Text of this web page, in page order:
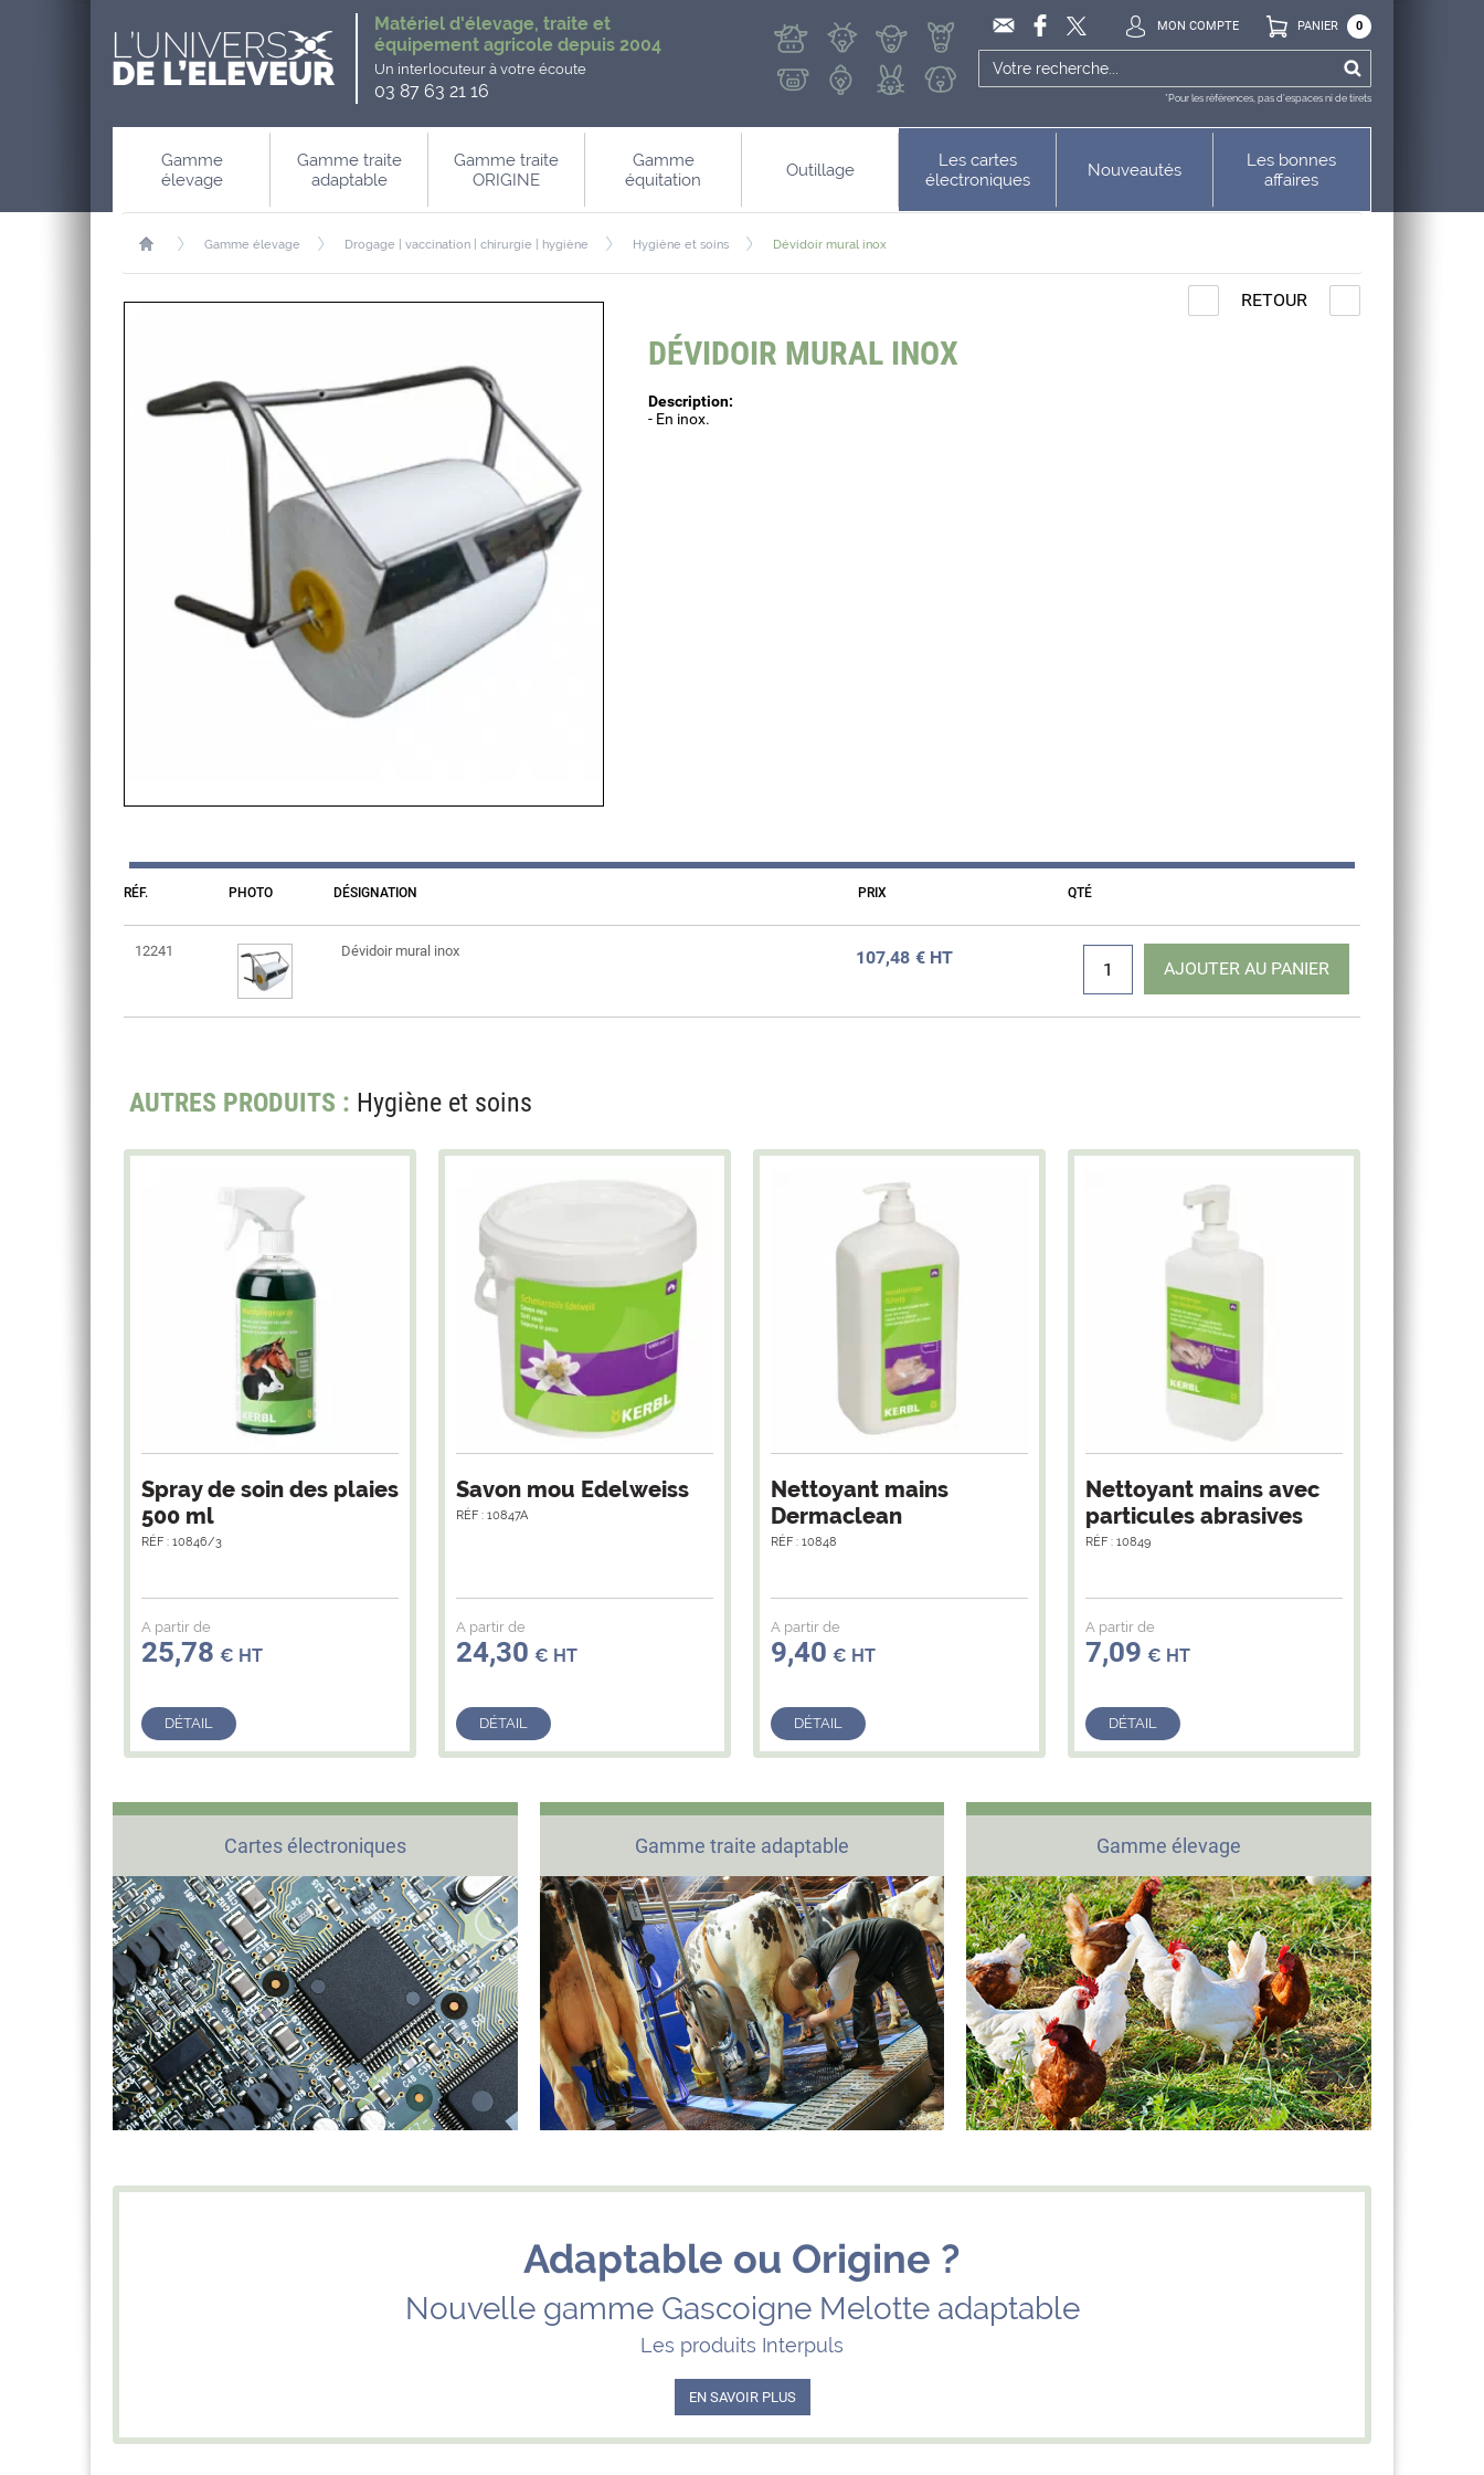
Matériel d'élevage, traite et
équipement agricole depuis 2004
Un interlocuteur à votre écoute
03 87 63 21 16
MON COMPTE 0
PANIER
*Pour les références, pas d’espaces ni de tirets
Gamme
élevage
Gamme traite
adaptable
Gamme traite
ORIGINE
Gamme
équitation
Outillage
Les cartes
électroniques
Nouveautés
Les bonnes
affaires
Gamme élevage Drogage | vaccination | chirurgie | hygiène Hygiène et soins Dévidoir mural inox
RETOUR
DÉVIDOIR MURAL INOX
Description:
- En inox.
RÉF. PHOTO DÉSIGNATION PRIX QTÉ
12241 Dévidoir mural inox 107,48 € HT
AJOUTER AU PANIER
AUTRES PRODUITS : Hygiène et soins
Spray de soin des plaies
500 ml
RÉF : 10846/3
A partir de
25,78 € HT
DÉTAIL
Savon mou Edelweiss
RÉF : 10847A
A partir de
24,30 € HT
DÉTAIL
Nettoyant mains
Dermaclean
RÉF : 10848
A partir de
9,40 € HT
DÉTAIL
Nettoyant mains avec
particules abrasives
RÉF : 10849
A partir de
7,09 € HT
DÉTAIL
Cartes électroniques Gamme traite adaptable Gamme élevage
Adaptable ou Origine ?
Nouvelle gamme Gascoigne Melotte adaptable
Les produits Interpuls
EN SAVOIR PLUS